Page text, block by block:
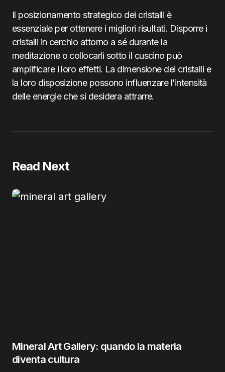
Il posizionamento strategico dei cristalli è
essenziale per ottenere i migliori risultati. Disporre i
cristalli in cerchio attorno a sé durante la
meditazione o collocarli sotto il cuscino può
amplificare i loro effetti. La dimensione dei cristalli e
la loro disposizione possono influenzare l’intensità
delle energie che si desidera attrarre.
Read Next
Mineral Art Gallery: quando la materia
diventa cultura